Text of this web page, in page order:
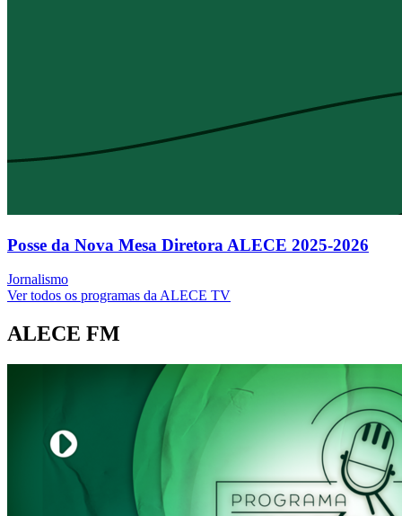
Posse da Nova Mesa Diretora ALECE 2025-2026
Jornalismo
Ver todos os programas da ALECE TV
ALECE FM